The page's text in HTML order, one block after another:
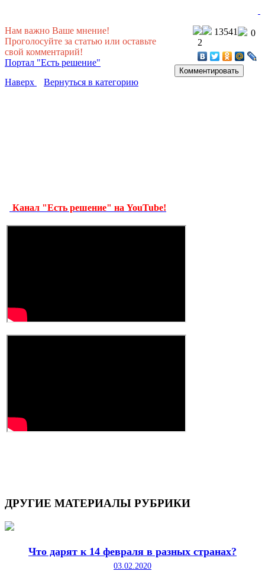
Нам важно Ваше мнение!
Проголосуйте за статью или оставьте
свой комментарий!
Портал "Есть решение"
0
13541
2
Наверх Вернуться в категорию
Канал "Есть решение" на YouTube!
ДРУГИЕ МАТЕРИАЛЫ РУБРИКИ
Что дарят к 14 февраля в разных странах?
03.02.2020